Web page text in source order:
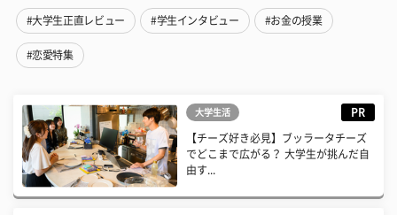
#大学生正直レビュー #学生インタビュー #お金の授業
#恋愛特集
大学生活 PR
【チーズ好き必見】ブッラータチーズ
でどこまで広がる？ 大学生が挑んだ自
由す...